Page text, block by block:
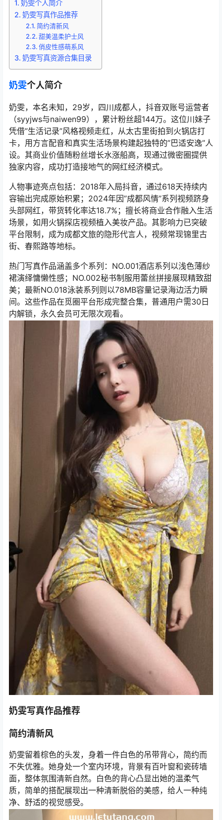
奶雯个人简介
奶雯写真作品推荐
简约清新风
甜美温柔护士风
俏皮性感萌系风
奶雯写真资源合集目录
奶雯个人简介
奶雯，本名未知，29岁，四川成都人，抖音双账号运营者
（syyjws与naiwen99），累计粉丝超144万。这位川妹子
凭借”生活记录”风格视频走红，从太古里街拍到火锅店打
卡，用方言配音和真实生活场景构建起独特的”巴适安逸”人
设。其商业价值随粉丝增长水涨船高，现通过微密圈提供
独家内容，成功打造接地气的网红经济模式。
人物事迹亮点包括：2018年入局抖音，通过618天持续内
容输出完成原始积累；2024年因”成都风情”系列视频跻身
头部网红，带货转化率达18.7%；擅长将商业合作融入生活
场景，如用火锅探店视频植入美妆产品。其影响力已突破
平台限制，成为成都文旅的隐形代言人，视频常现锦里古
街、春熙路等地标。
热门写真作品涵盖多个系列：NO.001酒店系列以浅色薄纱
裙演绎慵懒性感；NO.002秘书制服用蕾丝拼接展现精致甜
美；最新NO.018泳装系列则以78MB容量记录海边活力瞬
间。这些作品在觅圈平台形成完整合集，普通用户需30日
内解锁，永久会员可无限次观看。
奶雯写真作品推荐
简约清新风
奶雯留着棕色的头发，身着一件白色的吊带背心，简约而
不失优雅。她身处一个室内环境，背景有百叶窗和瓷砖墙
面，整体氛围清新自然。白色的背心凸显出她的温柔气
质，简单的搭配展现出一种清新脱俗的美感，给人一种纯
净、舒适的视觉感受。